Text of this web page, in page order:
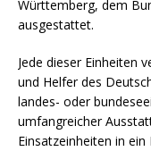
Württemberg, dem
ausgestattet.
Jede dieser Einheiten
und Helfer des
landes- oder
umfangreicher
Einsatzeinheiten in